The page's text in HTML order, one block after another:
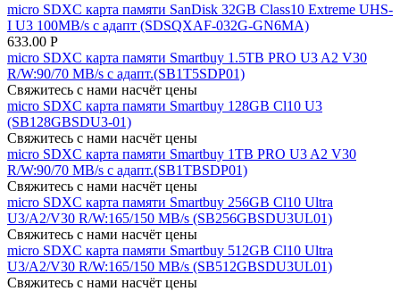
micro SDXC карта памяти SanDisk 32GB Class10 Extreme UHS-
I U3 100MB/s с адапт (SDSQXAF-032G-GN6MA)
633.00 Р
micro SDXC карта памяти Smartbuy 1.5TB PRO U3 A2 V30
R/W:90/70 MB/s с адапт.(SB1T5SDP01)
Свяжитесь с нами насчёт цены
micro SDXC карта памяти Smartbuy 128GB Cl10 U3
(SB128GBSDU3-01)
Свяжитесь с нами насчёт цены
micro SDXC карта памяти Smartbuy 1TB PRO U3 A2 V30
R/W:90/70 MB/s с адапт.(SB1TBSDP01)
Свяжитесь с нами насчёт цены
micro SDXC карта памяти Smartbuy 256GB Cl10 Ultra
U3/A2/V30 R/W:165/150 MB/s (SB256GBSDU3UL01)
Свяжитесь с нами насчёт цены
micro SDXC карта памяти Smartbuy 512GB Cl10 Ultra
U3/A2/V30 R/W:165/150 MB/s (SB512GBSDU3UL01)
Свяжитесь с нами насчёт цены